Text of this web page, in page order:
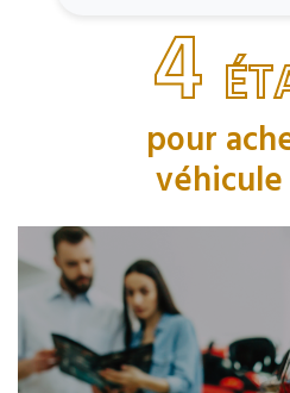
4
pour